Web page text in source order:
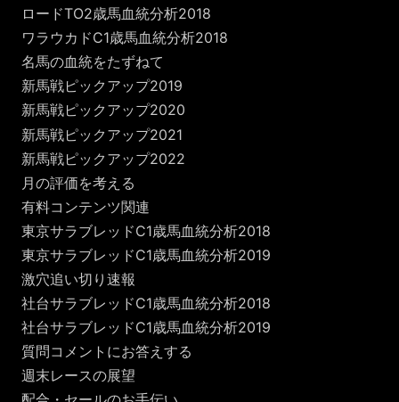
ロードTO2歳馬血統分析2018
ワラウカドC1歳馬血統分析2018
名馬の血統をたずねて
新馬戦ピックアップ2019
新馬戦ピックアップ2020
新馬戦ピックアップ2021
新馬戦ピックアップ2022
月の評価を考える
有料コンテンツ関連
東京サラブレッドC1歳馬血統分析2018
東京サラブレッドC1歳馬血統分析2019
激穴追い切り速報
社台サラブレッドC1歳馬血統分析2018
社台サラブレッドC1歳馬血統分析2019
質問コメントにお答えする
週末レースの展望